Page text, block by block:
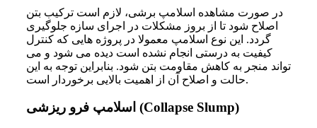
در صورت مشاهده اسلامپ برشی، لازم است ترکیب بتن
اصلاح شود تا از بروز مشکلات در اجرای سازه جلوگیری
گردد. این نوع اسلامپ معمولا در پروژه هایی که کنترل
کیفیت به درستی انجام نشده است دیده می شود و می
تواند منجر به کاهش مقاومت بتن شود. بنابراین توجه به این
حالت و اصلاح آن از اهمیت بالایی برخوردار است.
اسلامپ فرو ریزشی (Collapse Slump)